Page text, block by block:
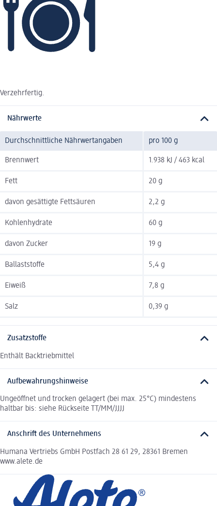
Verzehrfertig.
Nährwerte
Durchschnittliche Nährwertangaben pro 100 g
Brennwert 1.938 kJ / 463 kcal
Fett 20 g
davon gesättigte Fettsäuren 2,2 g
Kohlenhydrate 60 g
davon Zucker 19 g
Ballaststoffe 5,4 g
Eiweiß 7,8 g
Salz 0,39 g
Zusatzstoffe
Enthält Backtriebmittel
Aufbewahrungshinweise
Ungeöffnet und trocken gelagert (bei max. 25°C) mindestens
haltbar bis: siehe Rückseite TT/MM/JJJJ
Anschrift des Unternehmens
Humana Vertriebs GmbH Postfach 28 61 29, 28361 Bremen
www.alete.de